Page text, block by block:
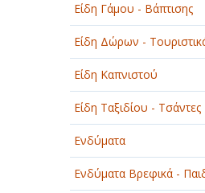
ΤΕΧΝΙΚΑ -
ΤΕΧΝΟΛΟΓΙΑ
ΥΓΕΙΑ - ΙΑΤΡΟΙ
ΦΑΓΗΤΟ
Είδη Γάμου - Βάπτισης
Είδη Δώρων -
Είδη Καπνιστού
Είδη Ταξιδίου - Τσάντες
Ενδύματα
Ενδύματα Βρεφικά -